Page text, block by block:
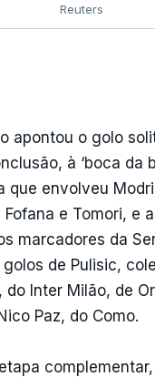
Reuters
apontou o golo
à ‘boca da
que envolveu
e Tomori, e
marcadores da
de Pulisic,
do Inter Milão, de
Paz, do Como.